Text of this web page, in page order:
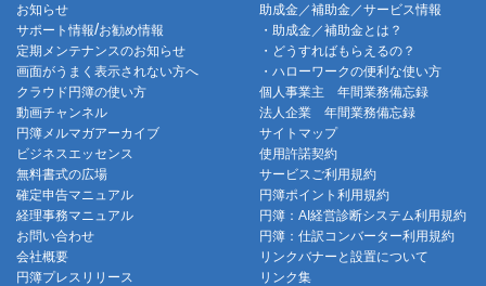
お知らせ
サポート情報/お勧め情報
定期メンテナンスのお知らせ
画面がうまく表示されない方へ
クラウド円簿の使い方
動画チャンネル
円簿メルマガアーカイブ
助成金／補助金／サービス情報
・助成金／補助金とは？
・どうすればもらえるの？
・ハローワークの便利な使い方
個人事業主 年間業務備忘録
法人企業 年間業務備忘録
サイトマップ
ビジネスエッセンス
無料書式の広場
確定申告マニュアル
経理事務マニュアル
お問い合わせ
会社概要
円簿プレスリリース
使用許諾契約
サービスご利用規約
円簿ポイント利用規約
円簿：AI経営診断システム利用規約
円簿：仕訳コンバーター利用規約
リンクバナーと設置について
リンク集